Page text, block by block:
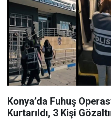
Konya’da Fuhuş
Kurtarıldı, 3 Kişi